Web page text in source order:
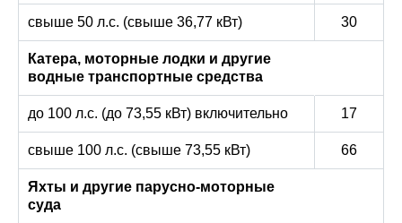
свыше 50 л.с. (свыше 36,77 кВт) 30
Катера, моторные лодки и другие
водные транспортные средства
до 100 л.с. (до 73,55 кВт) включительно 17
свыше 100 л.с. (свыше 73,55 кВт) 66
Яхты и другие парусно-моторные
суда